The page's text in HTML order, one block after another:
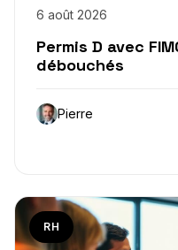
6 août 2026
Permis D avec
débouchés
Pierre
RH